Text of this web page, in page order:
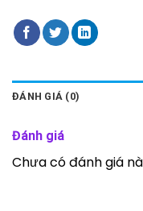
ĐÁNH GIÁ (0)
Đánh giá
Chưa có đánh giá